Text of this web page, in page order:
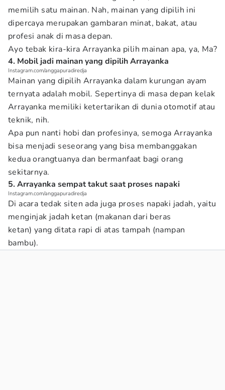
memilih satu mainan. Nah, mainan yang dipilih ini
dipercaya merupakan gambaran minat, bakat, atau
profesi anak di masa depan.
Ayo tebak kira-kira Arrayanka pilih mainan apa, ya, Ma?
4. Mobil jadi mainan yang dipilih Arrayanka
Instagram.com/anggapuradiredja
Mainan yang dipilih Arrayanka dalam kurungan ayam
ternyata adalah mobil. Sepertinya di masa depan kelak
Arrayanka memiliki ketertarikan di dunia otomotif atau
teknik, nih.
Apa pun nanti hobi dan profesinya, semoga Arrayanka
bisa menjadi seseorang yang bisa membanggakan
kedua orangtuanya dan bermanfaat bagi orang
sekitarnya.
5. Arrayanka sempat takut saat proses napaki
Instagram.com/anggapuradiredja
Di acara tedak siten ada juga proses napaki jadah, yaitu
menginjak jadah ketan (makanan dari beras
ketan) yang ditata rapi di atas tampah (nampan
bambu).